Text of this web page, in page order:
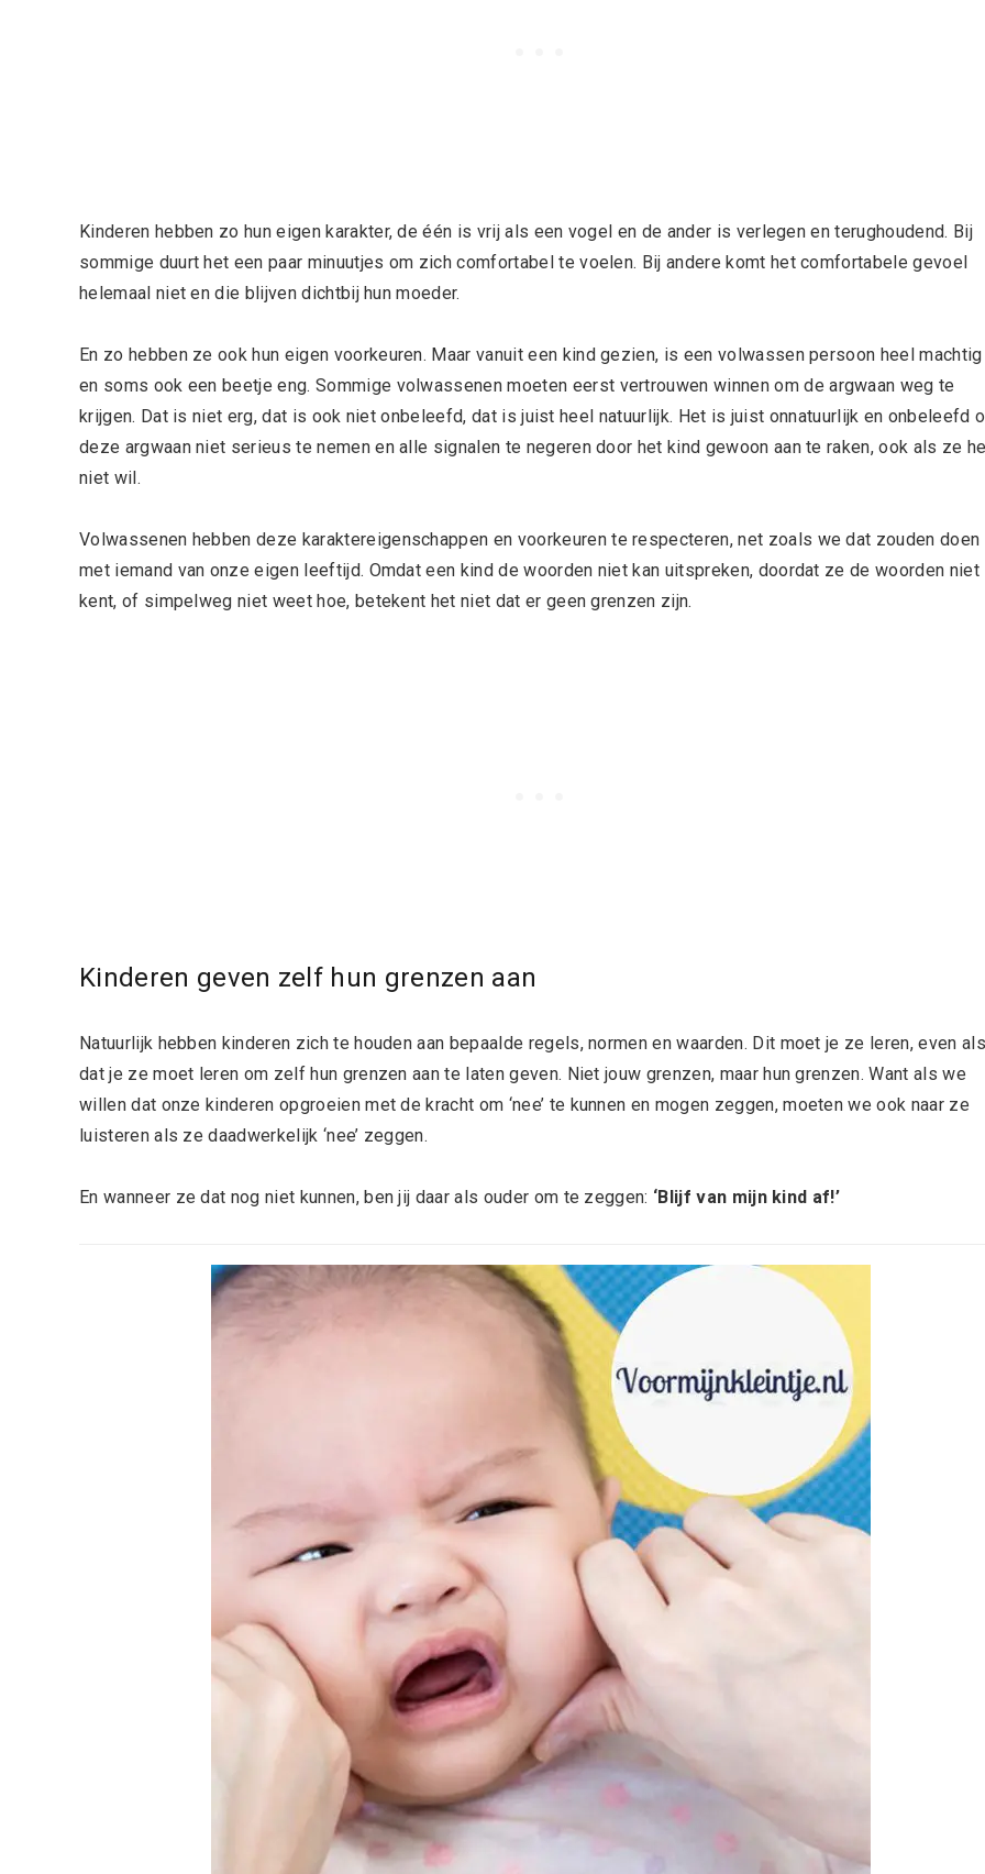
Kinderen hebben zo hun eigen karakter, de één is vrij als een vogel en de ander is verlegen en terughoudend. Bij
sommige duurt het een paar minuutjes om zich comfortabel te voelen. Bij andere komt het comfortabele gevoel
helemaal niet en die blijven dichtbij hun moeder.
En zo hebben ze ook hun eigen voorkeuren. Maar vanuit een kind gezien, is een volwassen persoon heel machtig
en soms ook een beetje eng. Sommige volwassenen moeten eerst vertrouwen winnen om de argwaan weg te
krijgen. Dat is niet erg, dat is ook niet onbeleefd, dat is juist heel natuurlijk. Het is juist onnatuurlijk en onbeleefd
deze argwaan niet serieus te nemen en alle signalen te negeren door het kind gewoon aan te raken, ook als ze
niet wil.
Volwassenen hebben deze karaktereigenschappen en voorkeuren te respecteren, net zoals we dat zouden doen
met iemand van onze eigen leeftijd. Omdat een kind de woorden niet kan uitspreken, doordat ze de woorden niet
kent, of simpelweg niet weet hoe, betekent het niet dat er geen grenzen zijn.
Kinderen geven zelf hun grenzen aan
Natuurlijk hebben kinderen zich te houden aan bepaalde regels, normen en waarden. Dit moet je ze leren, even als
dat je ze moet leren om zelf hun grenzen aan te laten geven. Niet jouw grenzen, maar hun grenzen. Want als we
willen dat onze kinderen opgroeien met de kracht om ‘nee’ te kunnen en mogen zeggen, moeten we ook naar ze
luisteren als ze daadwerkelijk ‘nee’ zeggen.
En wanneer ze dat nog niet kunnen, ben jij daar als ouder om te zeggen: ‘Blijf van mijn kind af!’